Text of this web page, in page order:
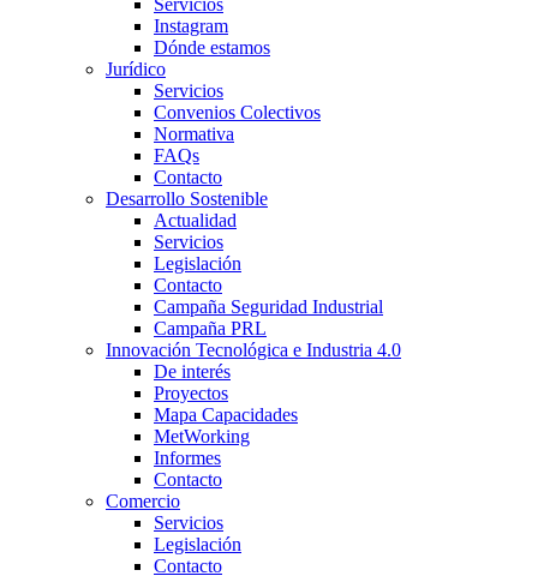
Servicios
Instagram
Dónde estamos
Jurídico
Servicios
Convenios Colectivos
Normativa
FAQs
Contacto
Desarrollo Sostenible
Actualidad
Servicios
Legislación
Contacto
Campaña Seguridad Industrial
Campaña PRL
Innovación Tecnológica e Industria 4.0
De interés
Proyectos
Mapa Capacidades
MetWorking
Informes
Contacto
Comercio
Servicios
Legislación
Contacto